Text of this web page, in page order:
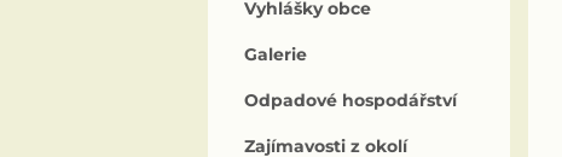
Vyhlášky obce
Galerie
Odpadové hospodářství
Zajímavosti z okolí